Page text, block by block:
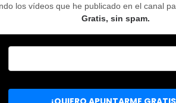
los vídeos que he publicado en el canal
Gratis, sin spam.